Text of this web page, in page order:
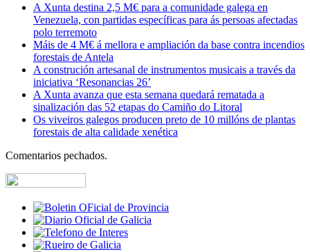
A Xunta destina 2,5 M€ para a comunidade galega en
Venezuela, con partidas específicas para ás persoas afectadas
polo terremoto
Máis de 4 M€ á mellora e ampliación da base contra incendios
forestais de Antela
A construción artesanal de instrumentos musicais a través da
iniciativa ‘Resonancias 26’
A Xunta avanza que esta semana quedará rematada a
sinalización das 52 etapas do Camiño do Litoral
Os viveiros galegos producen preto de 10 millóns de plantas
forestais de alta calidade xenética
Comentarios pechados.